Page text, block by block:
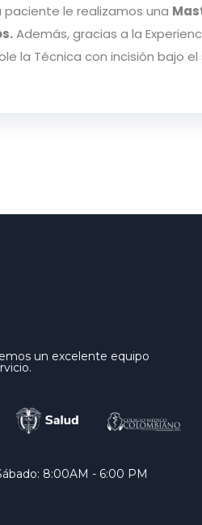
paciente le realizamos una
Además, gracias a la
la Técnica con incisión bajo
un excelente equipo
8:00AM - 6:00 PM